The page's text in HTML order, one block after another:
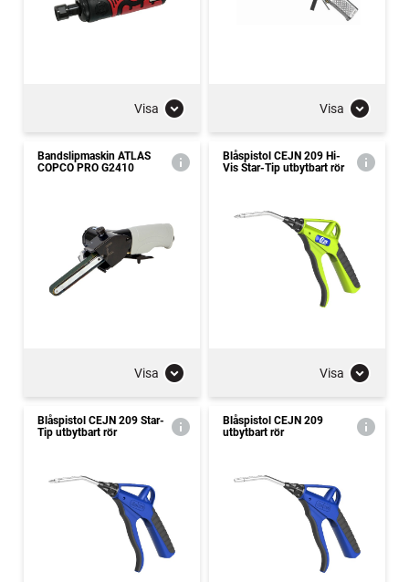
Visa Visa
Bandslipmaskin ATLAS
COPCO PRO G2410
Visa
Blåspistol CEJN 209 Hi-
Vis Star-Tip utbytbart rör
Visa
Blåspistol CEJN 209 Star-
Tip utbytbart rör
Blåspistol CEJN 209
utbytbart rör